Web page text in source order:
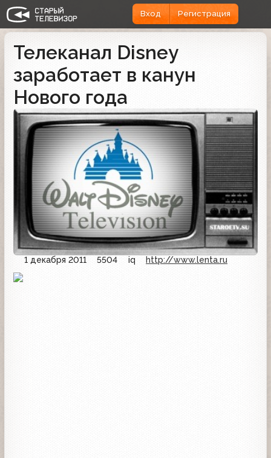
Вход Регистрация
Телеканал Disney
заработает в канун
Нового года
1 декабря 2011 5504 iq http://www.lenta.ru